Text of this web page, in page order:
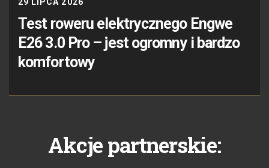
Test roweru elektrycznego Engwe
E26 3.0 Pro – jest ogromny i bardzo
komfortowy
Akcje partnerskie: